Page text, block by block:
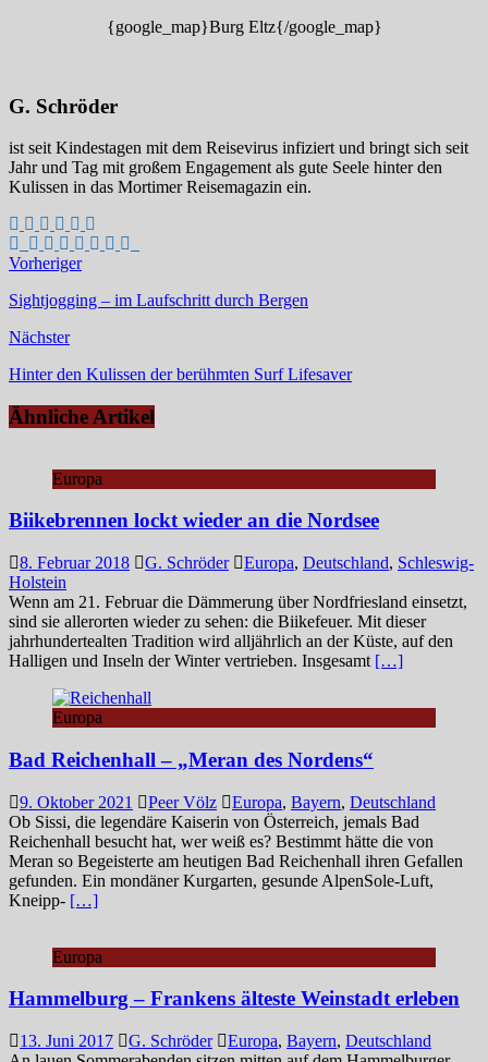
{google_map}Burg Eltz{/google_map}
G. Schröder
ist seit Kindestagen mit dem Reisevirus infiziert und bringt sich seit
Jahr und Tag mit großem Engagement als gute Seele hinter den
Kulissen in das Mortimer Reisemagazin ein.
Vorheriger
Sightjogging – im Laufschritt durch Bergen
Nächster
Hinter den Kulissen der berühmten Surf Lifesaver
Ähnliche Artikel
Europa
Biikebrennen lockt wieder an die Nordsee
8. Februar 2018 G. Schröder Europa, Deutschland, Schleswig-
Holstein
Wenn am 21. Februar die Dämmerung über Nordfriesland einsetzt,
sind sie allerorten wieder zu sehen: die Biikefeuer. Mit dieser
jahrhundertealten Tradition wird alljährlich an der Küste, auf den
Halligen und Inseln der Winter vertrieben. Insgesamt […]
Europa
Bad Reichenhall – „Meran des Nordens“
9. Oktober 2021 Peer Völz Europa, Bayern, Deutschland
Ob Sissi, die legendäre Kaiserin von Österreich, jemals Bad
Reichenhall besucht hat, wer weiß es? Bestimmt hätte die von
Meran so Begeisterte am heutigen Bad Reichenhall ihren Gefallen
gefunden. Ein mondäner Kurgarten, gesunde AlpenSole-Luft,
Kneipp- […]
Europa
Hammelburg – Frankens älteste Weinstadt erleben
13. Juni 2017 G. Schröder Europa, Bayern, Deutschland